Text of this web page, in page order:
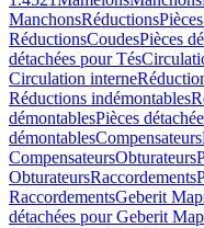
ManchonsRéductions
RéductionsCoudesPièces
détachées pour Tés
Circulation interne
Réductions indémontables
démontablesPièces
démontablesCompensateurs
CompensateursObturateurs
ObturateursRaccordements
RaccordementsGeberit
détachées pour Geberit